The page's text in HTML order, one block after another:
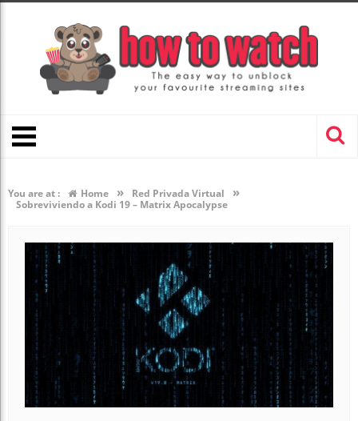
You are at : Home » Red Privada Virtual »
Sobreviviendo a Kodi 19 – Matrix Apocalypse